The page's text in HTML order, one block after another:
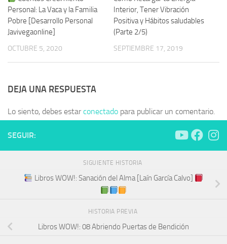
Personal: La Vaca y la Familia
Pobre [Desarrollo Personal
Javivegaonline]
OCTUBRE 5, 2020
Interior, Tener Vibración
Positiva y Hábitos saludables
(Parte 2/5)
SEPTIEMBRE 17, 2019
DEJA UNA RESPUESTA
Lo siento, debes estarconectado para publicar un comentario.
SEGUIR:
SIGUIENTE HISTORIA
Libros WOW!: Sanación del Alma [Laín García Calvo]
HISTORIA PREVIA
Libros WOW!: 08 Abriendo Puertas de Bendición